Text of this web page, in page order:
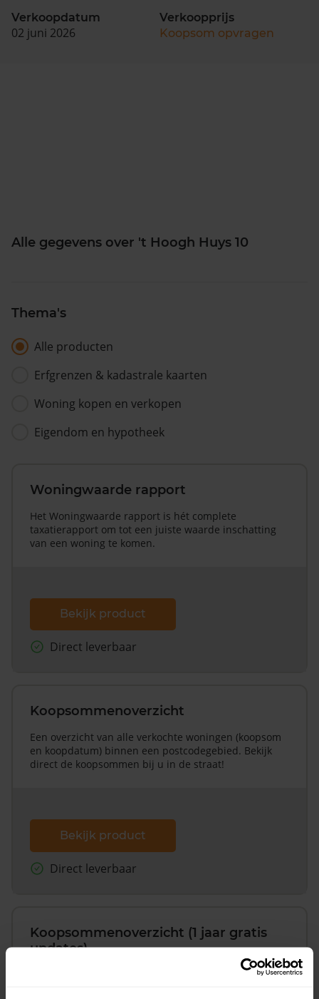
Verkoopdatum
02 juni 2026
Verkoopprijs
Koopsom opvragen
Alle gegevens over 't Hoogh Huys 10
Thema's
Alle producten
Erfgrenzen & kadastrale kaarten
Woning kopen en verkopen
Eigendom en hypotheek
Woningwaarde rapport
Het Woningwaarde rapport is hét complete
taxatierapport om tot een juiste waarde inschatting
van een woning te komen.
Bekijk product
Direct leverbaar
Koopsommenoverzicht
Een overzicht van alle verkochte woningen (koopsom
en koopdatum) binnen een postcodegebied. Bekijk
direct de koopsommen bij u in de straat!
Bekijk product
Direct leverbaar
Koopsommenoverzicht (1 jaar gratis
updates)